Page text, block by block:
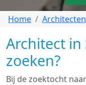
Home Architecten
Architect in
zoeken?
Bij de zoektocht